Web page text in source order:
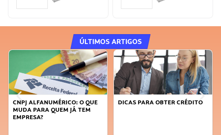
ÚLTIMOS ARTIGOS
CNPJ ALFANUMÉRICO: O QUE
MUDA PARA QUEM JÁ TEM
EMPRESA?
DICAS PARA OBTER CRÉDITO